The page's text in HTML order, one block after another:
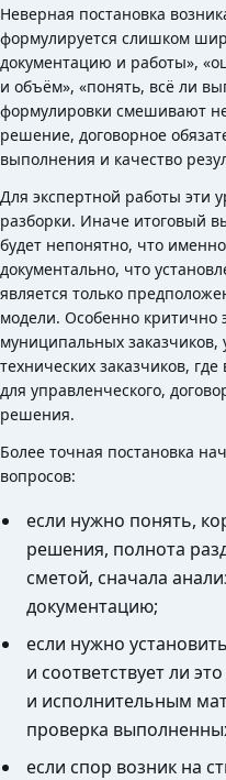
Неверная постановка
формулируется слишком
документацию и работы»,
и объём», «понять, всё ли
формулировки смешивают
решение, договорное
выполнения и качество
Для экспертной работы эти
разборки. Иначе итоговый
будет непонятно, что
документально, что
является только
модели. Особенно критично
муниципальных
технических заказчиков,
для управленческого,
решения.
Более точная постановка
вопросов:
если нужно понять,
решения, полнота
сметой, сначала
документацию;
если нужно
и соответствует ли
и исполнительным
проверка
если спор возник на